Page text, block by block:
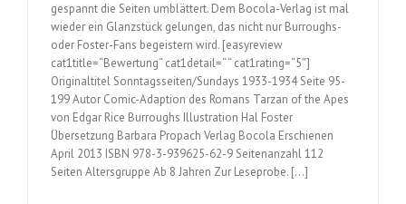
gespannt die Seiten umblättert. Dem Bocola-Verlag ist mal
wieder ein Glanzstück gelungen, das nicht nur Burroughs-
oder Foster-Fans begeistern wird. [easyreview
cat1title=“Bewertung“ cat1detail=“ “ cat1rating=“5″]
Originaltitel Sonntagsseiten/Sundays 1933-1934 Seite 95-
199 Autor Comic-Adaption des Romans Tarzan of the Apes
von Edgar Rice Burroughs Illustration Hal Foster
Übersetzung Barbara Propach Verlag Bocola Erschienen
April 2013 ISBN 978-3-939625-62-9 Seitenanzahl 112
Seiten Altersgruppe Ab 8 Jahren Zur Leseprobe. […]